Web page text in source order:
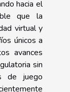
hacia el
que la
virtual y
únicos a
avances
sin
de juego